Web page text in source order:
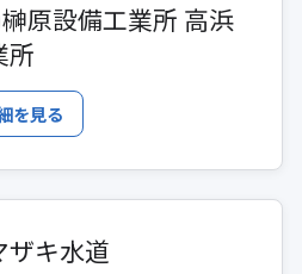
原設備工業所 高浜
所
を見る
ザキ水道